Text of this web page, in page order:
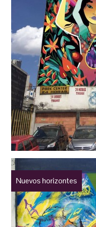
Nuevos horizontes